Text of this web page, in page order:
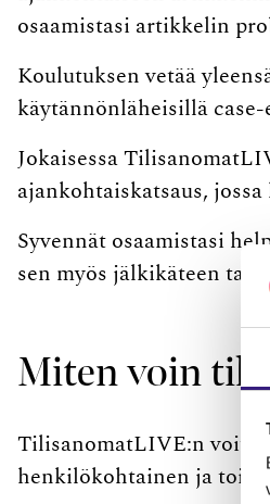
osaamistasi artikkelin
Koulutuksen vetää
käytännönläheisillä
Jokaisessa
ajankohtaiskatsaus,
Syvennät osaamistasi
sen myös jälkikäteen
Miten voin
TilisanomatLIVE:n voit
henkilökohtainen ja